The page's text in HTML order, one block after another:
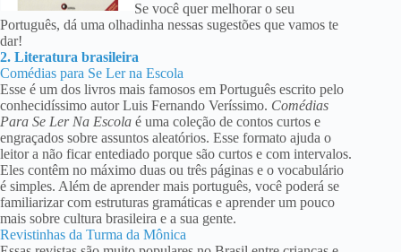
Se você quer melhorar o seu
Português, dá uma olhadinha nessas sugestões que vamos te
dar!
2. Literatura brasileira
Comédias para Se Ler na Escola
Esse é um dos livros mais famosos em Português escrito pelo
conhecidíssimo autor Luis Fernando Veríssimo. Comédias
Para Se Ler Na Escola é uma coleção de contos curtos e
engraçados sobre assuntos aleatórios. Esse formato ajuda o
leitor a não ficar entediado porque são curtos e com intervalos.
Eles contêm no máximo duas ou três páginas e o vocabulário
é simples. Além de aprender mais português, você poderá se
familiarizar com estruturas gramáticas e aprender um pouco
mais sobre cultura brasileira e a sua gente.
Revistinhas da Turma da Mônica